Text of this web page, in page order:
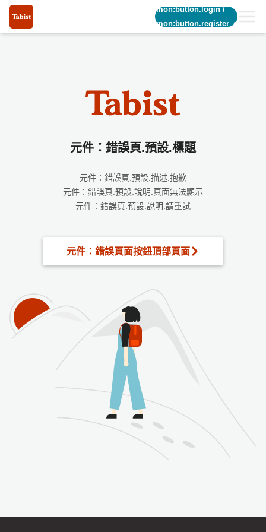
common:button.login/
common:button.register_short
元件：錯誤頁.預設.標題
元件：錯誤頁.預設.描述.抱歉
元件：錯誤頁.預設.說明.頁面無法顯示
元件：錯誤頁.預設.說明.請重試
元件：錯誤頁面按鈕頂部頁面